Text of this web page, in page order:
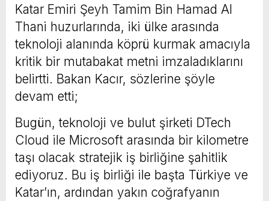
Katar Emiri Şeyh Tamim Bin Hamad Al
Thani huzurlarında, iki ülke arasında
teknoloji alanında köprü kurmak amacıyla
kritik bir mutabakat metni imzaladıklarını
belirtti. Bakan Kacır, sözlerine şöyle
devam etti;
Bugün, teknoloji ve bulut şirketi DTech
Cloud ile Microsoft arasında bir kilometre
taşı olacak stratejik iş birliğine şahitlik
ediyoruz. Bu iş birliği ile başta Türkiye ve
Katar’ın, ardından yakın coğrafyanın